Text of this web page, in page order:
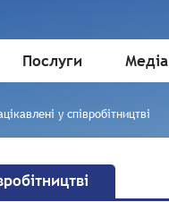
Послуги Медіа
у співробітництві